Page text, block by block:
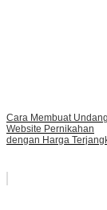
Cara Membuat
Website Pernikahan
dengan Harga